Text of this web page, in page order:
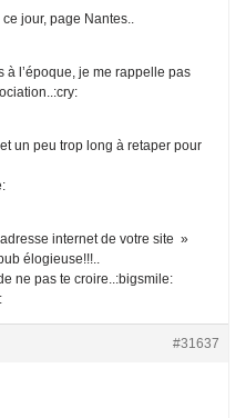
jour, page Nantes..
à l’époque, je me rappelle pas
un peu trop long à retaper pour
internet de votre site »
élogieuse!!!..
ne pas te croire..:bigsmile:
#31637